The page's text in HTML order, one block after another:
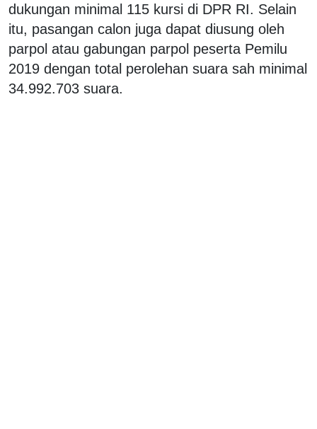
dukungan minimal 115 kursi di DPR RI. Selain
itu, pasangan calon juga dapat diusung oleh
parpol atau gabungan parpol peserta Pemilu
2019 dengan total perolehan suara sah minimal
34.992.703 suara.